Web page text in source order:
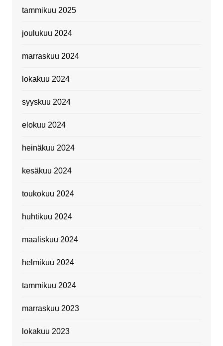
tammikuu 2025
joulukuu 2024
marraskuu 2024
lokakuu 2024
syyskuu 2024
elokuu 2024
heinäkuu 2024
kesäkuu 2024
toukokuu 2024
huhtikuu 2024
maaliskuu 2024
helmikuu 2024
tammikuu 2024
marraskuu 2023
lokakuu 2023